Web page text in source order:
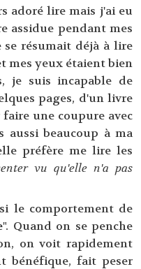
adoré lire mais j'ai eu
assidue pendant mes
se résumait déjà à lire
mes yeux étaient bien
je suis incapable de
pages, d'un livre
une coupure avec
aussi beaucoup à ma
préfère me lire les
vu qu'elle n'a pas
le comportement de
". Quand on se penche
on voit rapidement
bénéfique, fait peser